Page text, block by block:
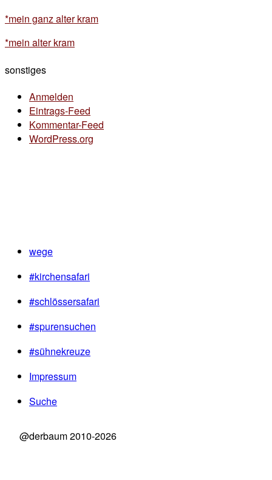
*mein ganz alter kram
*mein alter kram
sonstiges
Anmelden
Eintrags-Feed
Kommentar-Feed
WordPress.org
wege
#kirchensafari
#schlössersafari
#spurensuchen
#sühnekreuze
Impressum
Suche
@derbaum 2010-2026